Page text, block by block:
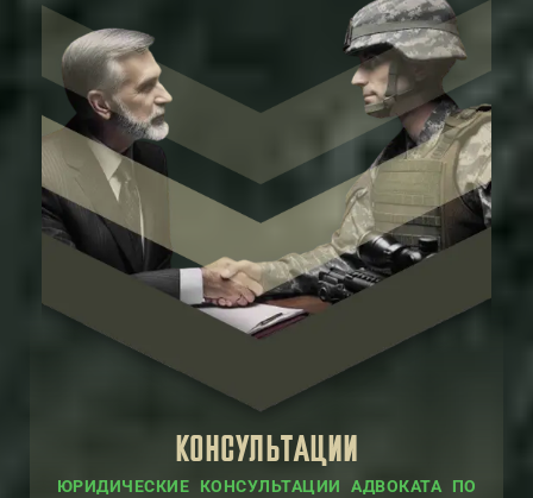
КОНСУЛЬТАЦИИ
ЮРИДИЧЕСКИЕ КОНСУЛЬТАЦИИ АДВОКАТА ПО